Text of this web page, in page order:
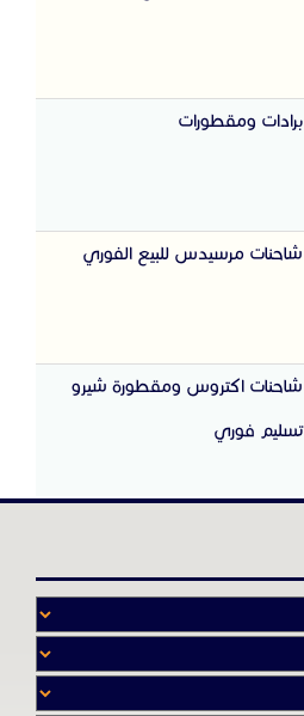
برادات ومقطورات
شاحنات مرسيدس للبيع الفوري
شاحنات اكتروس ومقطورة شيرو
تسليم فوري